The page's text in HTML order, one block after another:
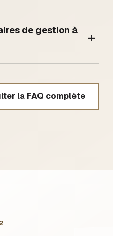
de gestion à
+
la FAQ complète